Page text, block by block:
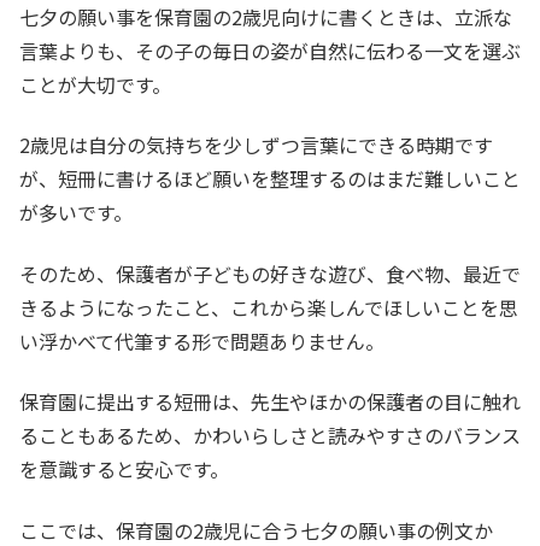
七夕の願い事を保育園の2歳児向けに書くときは、立派な
言葉よりも、その子の毎日の姿が自然に伝わる一文を選ぶ
ことが大切です。
2歳児は自分の気持ちを少しずつ言葉にできる時期です
が、短冊に書けるほど願いを整理するのはまだ難しいこと
が多いです。
そのため、保護者が子どもの好きな遊び、食べ物、最近で
きるようになったこと、これから楽しんでほしいことを思
い浮かべて代筆する形で問題ありません。
保育園に提出する短冊は、先生やほかの保護者の目に触れ
ることもあるため、かわいらしさと読みやすさのバランス
を意識すると安心です。
ここでは、保育園の2歳児に合う七夕の願い事の例文か